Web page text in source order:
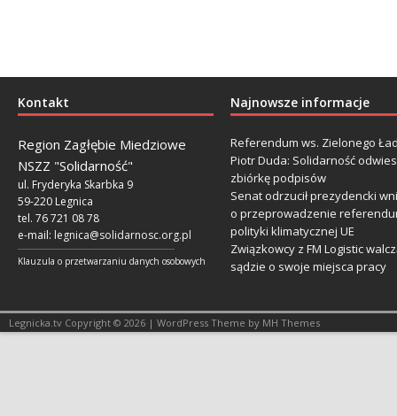
Kontakt
Region Zagłębie Miedziowe
NSZZ "Solidarność"
ul. Fryderyka Skarbka 9
59-220 Legnica
tel. 76 721 08 78
e-mail: legnica@solidarnosc.org.pl
Klauzula o przetwarzaniu danych osobowych
Najnowsze informacje
Referendum ws. Zielonego
Piotr Duda: Solidarność
zbiórkę podpisów
Senat odrzucił prezydencki
o przeprowadzenie
polityki klimatycznej UE
Związkowcy z FM Logistic
sądzie o swoje miejsca pracy
Legnicka.tv Copyright © 2026 | WordPress Theme by MH Themes